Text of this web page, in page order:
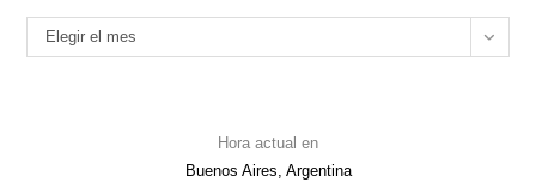
Archivos
Elegir el mes
Hora actual en
Buenos Aires, Argentina